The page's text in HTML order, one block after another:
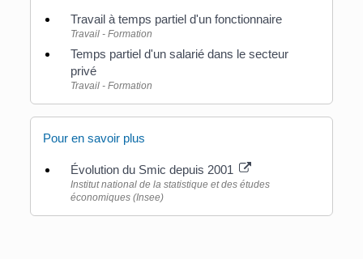
Travail à temps partiel d'un fonctionnaire
Travail - Formation
Temps partiel d'un salarié dans le secteur
privé
Travail - Formation
Pour en savoir plus
Évolution du Smic depuis 2001
Institut national de la statistique et des études
économiques (Insee)